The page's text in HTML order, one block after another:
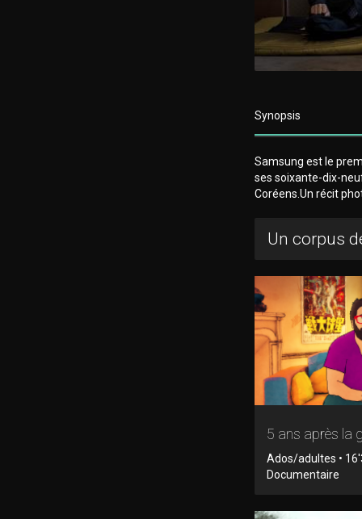
Synopsis
Samsung est le
ses soixante-dix-
Coréens.Un récit
Un corpus
5 ans après la
Ados/adultes •
Documentaire